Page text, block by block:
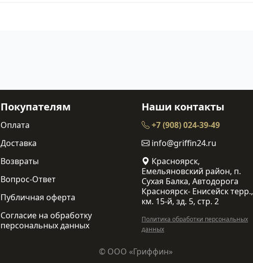
Покупателям
Оплата
Доставка
Возвраты
Вопрос-Ответ
Публичная оферта
Согласие на обработку
персональных данных
Наши контакты
+7 (908) 024-39-49
info@griffin24.ru
Красноярск,
Емельяновский район, п.
Сухая Балка, Автодорога
Красноярск- Енисейск терр.,
км. 15-й, зд. 5, стр. 2
Политика обработки персональных
данных
© ООО «Гриффин»